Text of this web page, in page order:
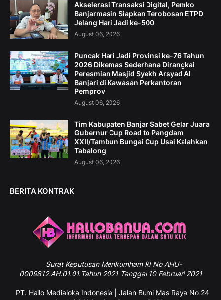
Akselerasi Transaksi Digital, Pemko
Banjarmasin Siapkan Terobosan ETPD
Jelang Hari Jadi ke-500
August 06, 2026
Puncak Hari Jadi Provinsi ke-76 Tahun
2026 Dikemas Sederhana Dirangkai
Peresmian Masjid Syekh Arsyad Al
Banjari di Kawasan Perkantoran
Pemprov
August 06, 2026
Tim Kabupaten Banjar Sabet Gelar Juara
Gubernur Cup Road to Pangdam
XXII/Tambun Bungai Cup Usai Kalahkan
Tabalong
August 06, 2026
BERITA KONTRAK
SuratKeputusan Menkumham RI No AHU-
0009812.AH.01.01.Tahun 2021 Tanggal 10 Februari 2021
PT. Hallo Medialoka Indonesia | Jalan Bumi Mas Raya No 24